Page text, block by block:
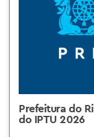
Prefeitura do
do IPTU 2026